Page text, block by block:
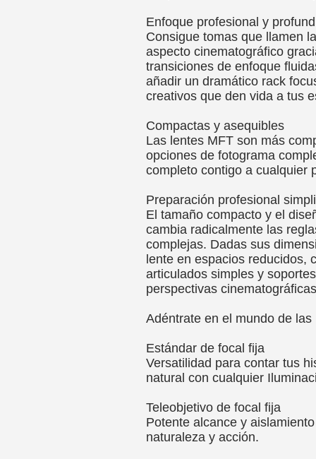
Enfoque profesional y
Consigue tomas que llamen
aspecto cinematográfico
transiciones de enfoque
añadir un dramático rack
creativos que den vida a tus
Compactas y asequibles
Las lentes MFT son más
opciones de fotograma
completo contigo a cualquier
Preparación profesional
El tamaño compacto y el
cambia radicalmente las
complejas. Dadas sus
lente en espacios reducidos,
articulados simples y
perspectivas
Adéntrate en el mundo de las
Estándar de focal fija
Versatilidad para contar tus
natural con cualquier
Teleobjetivo de focal fija
Potente alcance y
naturaleza y acción.